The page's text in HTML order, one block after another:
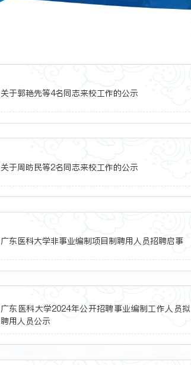
关于郭艳先等4名同志来校工作的公示
关于周昉民等2名同志来校工作的公示
广东医科大学非事业编制项目制聘用人员招聘启事
广东医科大学2024年公开招聘事业编制工作人员拟
聘用人员公示